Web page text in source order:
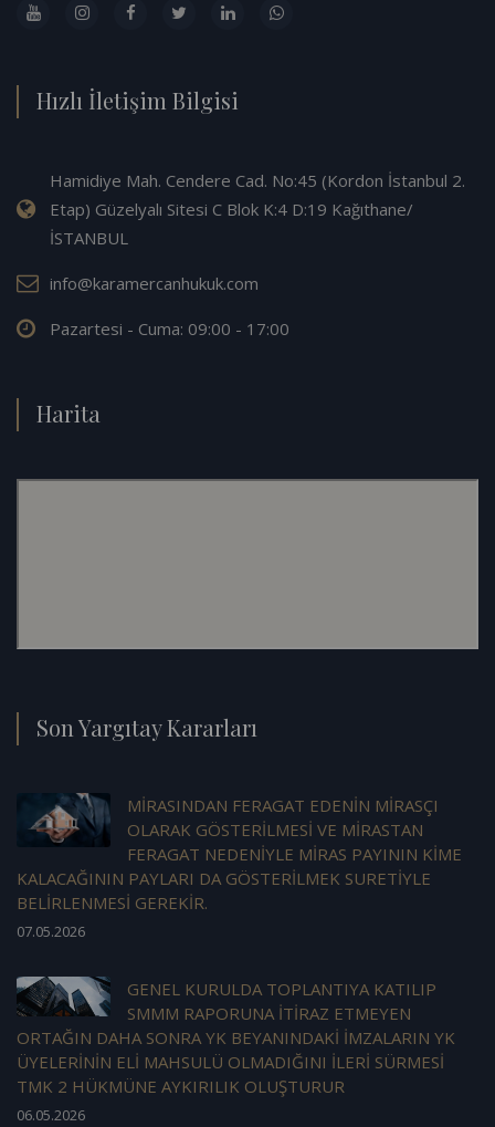
Hızlı İletişim Bilgisi
Hamidiye Mah. Cendere Cad. No:45 (Kordon İstanbul 2.
Etap) Güzelyalı Sitesi C Blok K:4 D:19 Kağıthane/
İSTANBUL
info@karamercanhukuk.com
Pazartesi - Cuma: 09:00 - 17:00
Harita
Son Yargıtay Kararları
MİRASINDAN FERAGAT EDENİN MİRASÇI
OLARAK GÖSTERİLMESİ VE MİRASTAN
FERAGAT NEDENİYLE MİRAS PAYININ KİME
KALACAĞININ PAYLARI DA GÖSTERİLMEK SURETİYLE
BELİRLENMESİ GEREKİR.
07.05.2026
GENEL KURULDA TOPLANTIYA KATILIP
SMMM RAPORUNA İTİRAZ ETMEYEN
ORTAĞIN DAHA SONRA YK BEYANINDAKİ İMZALARIN YK
ÜYELERİNİN ELİ MAHSULÜ OLMADIĞINI İLERİ SÜRMESİ
TMK 2 HÜKMÜNE AYKIRILIK OLUŞTURUR
06.05.2026